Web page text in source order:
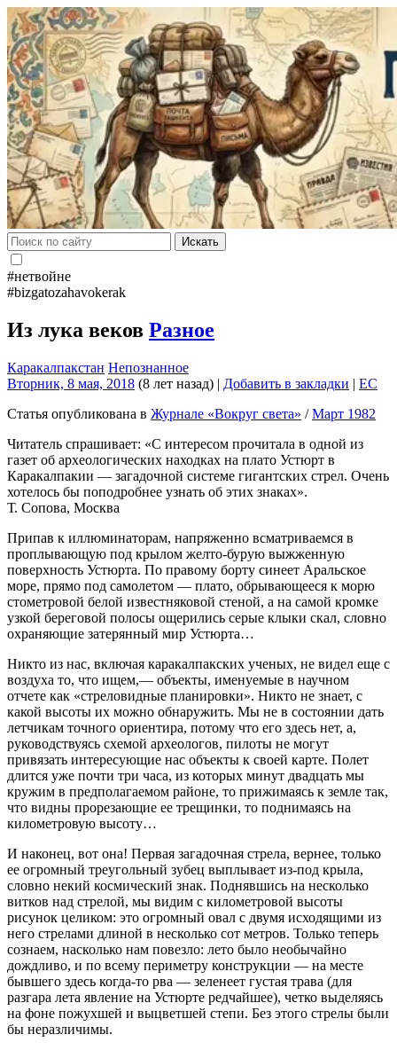
Искать
#нетвойне
#bizgatozahavokerak
Из лука веков Разное
Каракалпакстан Непознанное
Вторник, 8 мая, 2018 (8 лет назад) | Добавить в закладки | EC
Статья опубликована в Журнале «Вокруг света» /Март 1982
Читатель спрашивает: «С интересом прочитала в одной из
газет об археологических находках на плато Устюрт в
Каракалпакии — загадочной системе гигантских стрел. Очень
хотелось бы поподробнее узнать об этих знаках».
Т. Сопова, Москва
Припав к иллюминаторам, напряженно всматриваемся в
проплывающую под крылом желто-бурую выжженную
поверхность Устюрта. По правому борту синеет Аральское
море, прямо под самолетом — плато, обрывающееся к морю
стометровой белой известняковой стеной, а на самой кромке
узкой береговой полосы ощерились серые клыки скал, словно
охраняющие затерянный мир Устюрта…
Никто из нас, включая каракалпакских ученых, не видел еще с
воздуха то, что ищем,— объекты, именуемые в научном
отчете как «стреловидные планировки». Никто не знает, с
какой высоты их можно обнаружить. Мы не в состоянии дать
летчикам точного ориентира, потому что его здесь нет, а,
руководствуясь схемой археологов, пилоты не могут
привязать интересующие нас объекты к своей карте. Полет
длится уже почти три часа, из которых минут двадцать мы
кружим в предполагаемом районе, то прижимаясь к земле так,
что видны прорезающие ее трещинки, то поднимаясь на
километровую высоту…
И наконец, вот она! Первая загадочная стрела, вернее, только
ее огромный треугольный зубец выплывает из-под крыла,
словно некий космический знак. Поднявшись на несколько
витков над стрелой, мы видим с километровой высоты
рисунок целиком: это огромный овал с двумя исходящими из
него стрелами длиной в несколько сот метров. Только теперь
сознаем, насколько нам повезло: лето было необычайно
дождливо, и по всему периметру конструкции — на месте
бывшего здесь когда-то рва — зеленеет густая трава (для
разгара лета явление на Устюрте редчайшее), четко выделяясь
на фоне пожухшей и выцветшей степи. Без этого стрелы были
бы неразличимы.